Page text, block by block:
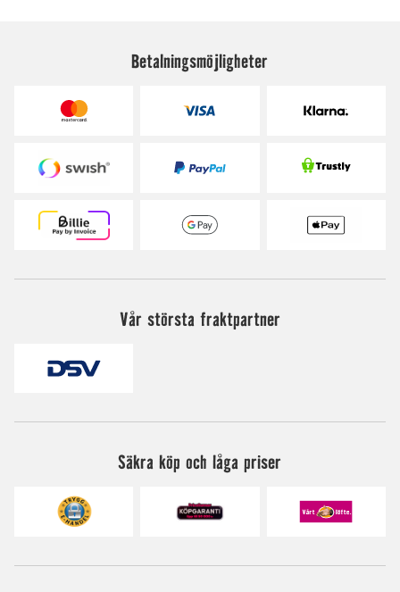
Betalningsmöjligheter
Vår största fraktpartner
Säkra köp och låga priser